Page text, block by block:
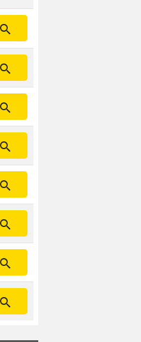
search
search
search
search
search
search
search
search